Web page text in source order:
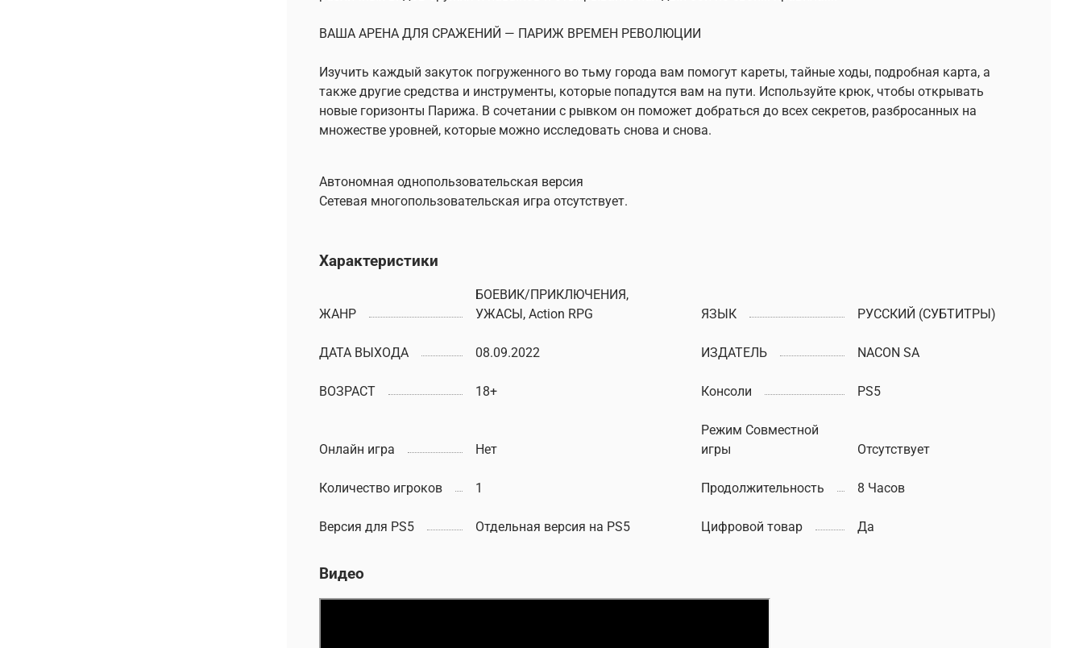
ВАША АРЕНА ДЛЯ СРАЖЕНИЙ — ПАРИЖ ВРЕМЕН РЕВОЛЮЦИИ
Изучить каждый закуток погруженного во тьму города вам помогут кареты, тайные ходы, подробная карта, а
также другие средства и инструменты, которые попадутся вам на пути. Используйте крюк, чтобы открывать
новые горизонты Парижа. В сочетании с рывком он поможет добраться до всех секретов, разбросанных на
множестве уровней, которые можно исследовать снова и снова.
Автономная однопользовательская версия
Сетевая многопользовательская игра отсутствует.
Характеристики
ЖАНР
БОЕВИК/ПРИКЛЮЧЕНИЯ,
УЖАСЫ, Action RPG
ЯЗЫК РУССКИЙ (СУБТИТРЫ)
ДАТА ВЫХОДА 08.09.2022 ИЗДАТЕЛЬ NACON SA
ВОЗРАСТ 18+ Консоли PS5
Онлайн игра Нет
Режим Совместной
игры
Отсутствует
Количество игроков 1 Продолжительность 8 Часов
Версия для PS5 Отдельная версия на PS5 Цифровой товар Да
Видео